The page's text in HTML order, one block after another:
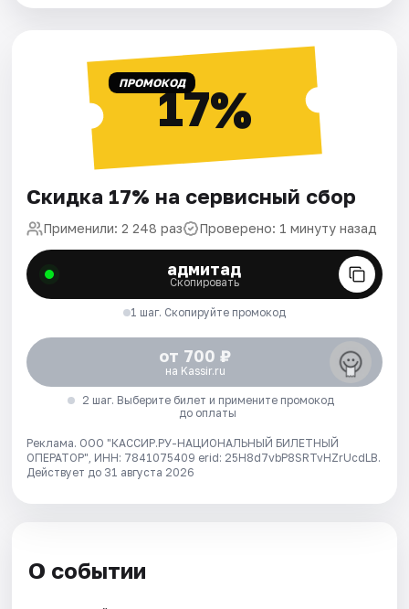
ПРОМОКОД17%
Скидка 17% на сервисный сбор
Применили: 2 248 раз Проверено: 1 минуту назад
адмитад
Скопировать
1 шаг. Скопируйте промокод
от 700 ₽
на Kassir.ru
2 шаг. Выберите билет и примените промокод
до оплаты
Реклама. ООО "КАССИР.РУ-НАЦИОНАЛЬНЫЙ БИЛЕТНЫЙ
ОПЕРАТОР", ИНН: 7841075409 erid: 25H8d7vbP8SRTvHZrUcdLB.
Действует до 31 августа 2026
О событии